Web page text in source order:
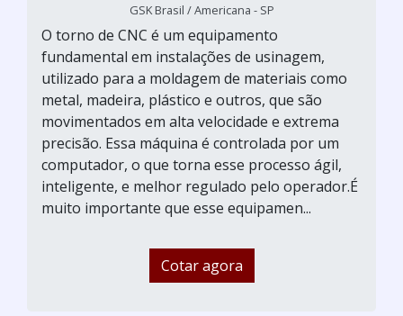
GSK Brasil / Americana - SP
O torno de CNC é um equipamento
fundamental em instalações de usinagem,
utilizado para a moldagem de materiais como
metal, madeira, plástico e outros, que são
movimentados em alta velocidade e extrema
precisão. Essa máquina é controlada por um
computador, o que torna esse processo ágil,
inteligente, e melhor regulado pelo operador.É
muito importante que esse equipamen...
Cotar agora